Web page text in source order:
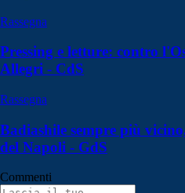
Rassegna
Pressing e letture: contro
Allegri - CdS
Rassegna
Badiashile sempre più
del Napoli - GdS
Commenti